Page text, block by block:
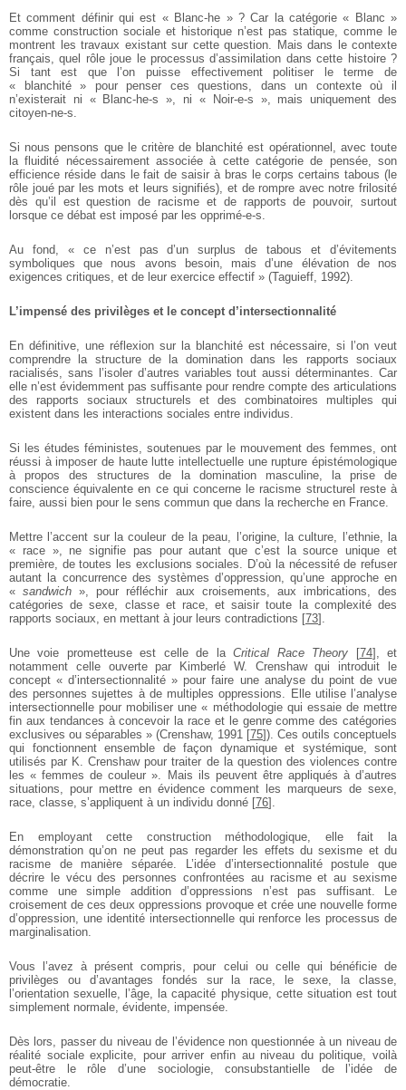
Et comment définir qui est « Blanc-he » ? Car la catégorie « Blanc »
comme construction sociale et historique n’est pas statique, comme le
montrent les travaux existant sur cette question. Mais dans le contexte
français, quel rôle joue le processus d’assimilation dans cette histoire ?
Si tant est que l’on puisse effectivement politiser le terme de
« blanchité » pour penser ces questions, dans un contexte où il
n’existerait ni « Blanc-he-s », ni « Noir-e-s », mais uniquement des
citoyen-ne-s.
Si nous pensons que le critère de blanchité est opérationnel, avec toute
la fluidité nécessairement associée à cette catégorie de pensée, son
efficience réside dans le fait de saisir à bras le corps certains tabous (le
rôle joué par les mots et leurs signifiés), et de rompre avec notre frilosité
dès qu’il est question de racisme et de rapports de pouvoir, surtout
lorsque ce débat est imposé par les opprimé-e-s.
Au fond, « ce n’est pas d’un surplus de tabous et d’évitements
symboliques que nous avons besoin, mais d’une élévation de nos
exigences critiques, et de leur exercice effectif » (Taguieff, 1992).
L’impensé des privilèges et le concept d’intersectionnalité
En définitive, une réflexion sur la blanchité est nécessaire, si l’on veut
comprendre la structure de la domination dans les rapports sociaux
racialisés, sans l’isoler d’autres variables tout aussi déterminantes. Car
elle n’est évidemment pas suffisante pour rendre compte des articulations
des rapports sociaux structurels et des combinatoires multiples qui
existent dans les interactions sociales entre individus.
Si les études féministes, soutenues par le mouvement des femmes, ont
réussi à imposer de haute lutte intellectuelle une rupture épistémologique
à propos des structures de la domination masculine, la prise de
conscience équivalente en ce qui concerne le racisme structurel reste à
faire, aussi bien pour le sens commun que dans la recherche en France.
Mettre l’accent sur la couleur de la peau, l’origine, la culture, l’ethnie, la
« race », ne signifie pas pour autant que c’est la source unique et
première, de toutes les exclusions sociales. D’où la nécessité de refuser
autant la concurrence des systèmes d’oppression, qu’une approche en
«sandwich », pour réfléchir aux croisements, aux imbrications, des
catégories de sexe, classe et race, et saisir toute la complexité des
rapports sociaux, en mettant à jour leurs contradictions [73] .
Une voie prometteuse est celle de laCritical Race Theory [74] , et
notamment celle ouverte par Kimberlé W. Crenshaw qui introduit le
concept « d’intersectionnalité » pour faire une analyse du point de vue
des personnes sujettes à de multiples oppressions. Elle utilise l’analyse
intersectionnelle pour mobiliser une « méthodologie qui essaie de mettre
fin aux tendances à concevoir la race et le genre comme des catégories
exclusives ou séparables » (Crenshaw, 1991 [75]). Ces outils conceptuels
qui fonctionnent ensemble de façon dynamique et systémique, sont
utilisés par K. Crenshaw pour traiter de la question des violences contre
les « femmes de couleur ». Mais ils peuvent être appliqués à d’autres
situations, pour mettre en évidence comment les marqueurs de sexe,
race, classe, s’appliquent à un individu donné [76] .
En employant cette construction méthodologique, elle fait la
démonstration qu’on ne peut pas regarder les effets du sexisme et du
racisme de manière séparée. L’idée d’intersectionnalité postule que
décrire le vécu des personnes confrontées au racisme et au sexisme
comme une simple addition d’oppressions n’est pas suffisant. Le
croisement de ces deux oppressions provoque et crée une nouvelle forme
d’oppression, une identité intersectionnelle qui renforce les processus de
marginalisation.
Vous l’avez à présent compris, pour celui ou celle qui bénéficie de
privilèges ou d’avantages fondés sur la race, le sexe, la classe,
l’orientation sexuelle, l’âge, la capacité physique, cette situation est tout
simplement normale, évidente, impensée.
Dès lors, passer du niveau de l’évidence non questionnée à un niveau de
réalité sociale explicite, pour arriver enfin au niveau du politique, voilà
peut-être le rôle d’une sociologie, consubstantielle de l’idée de
démocratie.